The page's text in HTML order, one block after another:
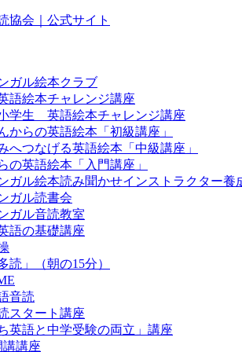
ガル絵本クラブ
語絵本チャレンジ講座
学生 英語絵本チャレンジ講座
からの英語絵本「初級講座」
へつなげる英語絵本「中級講座」
の英語絵本「入門講座」
ガル絵本読み聞かせインストラクター養
ガル読書会
ガル音読教室
語の基礎講座
読」（朝の15分）
音読
スタート講座
英語と中学受験の両立」講座
講講座